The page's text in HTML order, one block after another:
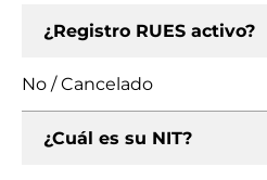
¿Registro RUES activo?
No / Cancelado
¿Cuál es su NIT?